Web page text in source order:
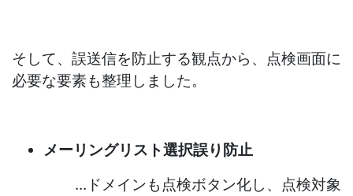
そして、誤送信を防止する観点から、点検画面に
必要な要素も整理しました。
メーリングリスト選択誤り防止
...ドメインも点検ボタン化し、点検対象